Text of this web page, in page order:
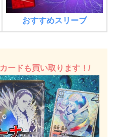
おすすめスリーブ
ードも買い取ります！/